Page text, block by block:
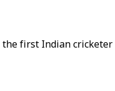
first Indian